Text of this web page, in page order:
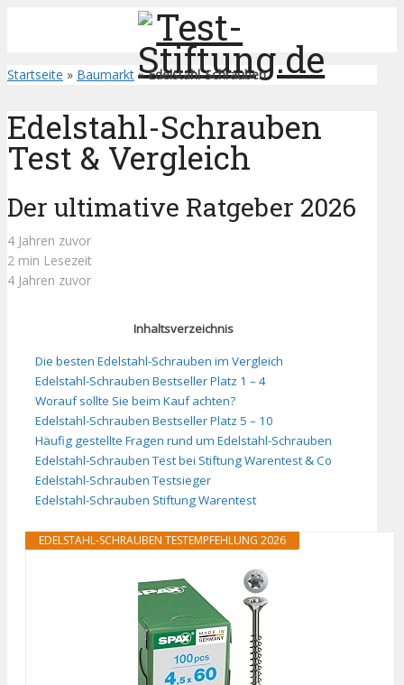
Startseite » Baumarkt »Edelstahl-Schrauben
Edelstahl-Schrauben
Test & Vergleich
Der ultimative Ratgeber 2026
4 Jahren zuvor
2 min Lesezeit
4 Jahren zuvor
Inhaltsverzeichnis
Die besten Edelstahl-Schrauben im Vergleich
Edelstahl-Schrauben Bestseller Platz 1 – 4
Worauf sollte Sie beim Kauf achten?
Edelstahl-Schrauben Bestseller Platz 5 – 10
Häufig gestellte Fragen rund um Edelstahl-Schrauben
Edelstahl-Schrauben Test bei Stiftung Warentest & Co
Edelstahl-Schrauben Testsieger
Edelstahl-Schrauben Stiftung Warentest
EDELSTAHL-SCHRAUBEN TESTEMPFEHLUNG 2026